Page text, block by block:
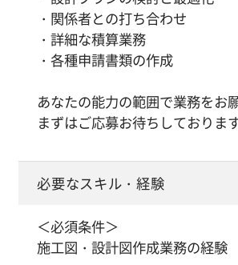
・関係者との打ち合わせ
・詳細な積算業務
・各種申請書類の作成
あなたの能力の範囲で業務をお
まずはご応募お待ちしております
必要なスキル・経験
＜必須条件＞
施工図・設計図作成業務の経験